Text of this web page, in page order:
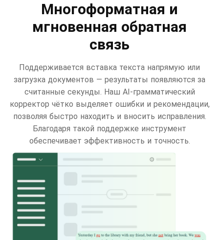
Многоформатная и
мгновенная обратная
связь
Поддерживается вставка текста напрямую или
загрузка документов — результаты появляются за
считанные секунды. Наш AI-грамматический
корректор чётко выделяет ошибки и рекомендации,
позволяя быстро находить и вносить исправления.
Благодаря такой поддержке инструмент
обеспечивает эффективность и точность.